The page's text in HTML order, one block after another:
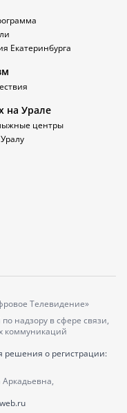
Екатеринбурга
на Урале
центры
Телевидение»
надзору в сфере связи,
коммуникаций
решения о регистрации: